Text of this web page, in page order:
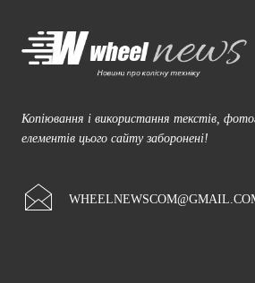
Копіювання і використання текстів,
елементів цього сайту заборонені!